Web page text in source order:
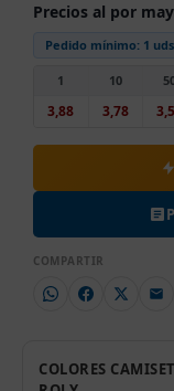
Precios al por
Pedido mínimo: 1 uds
1
3,88
10
3,78
COMPARTIR
COLORES